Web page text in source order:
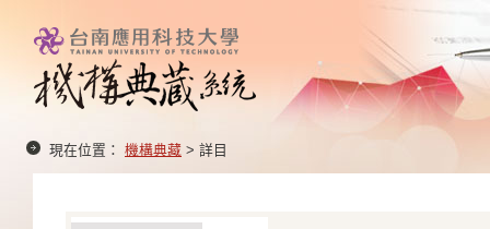
現在位置： 機構典藏 > 詳目